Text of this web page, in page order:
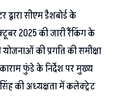
सीएम डैशबोर्ड के
2025 की जारी रैंकिंग के
की प्रगति की समीक्षा
फुंडे के निर्देश पर मुख्य
की अध्यक्षता में कलेक्ट्रेट